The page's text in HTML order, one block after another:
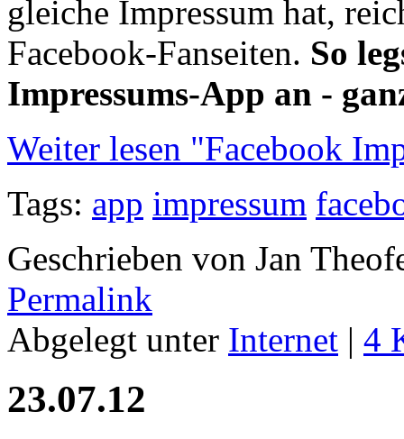
gleiche Impressum hat,
Facebook-Fanseiten. So
Impressums-App an -
Weiter lesen "Facebook
Tags: app impressum
Geschrieben von Jan
Permalink
Abgelegt unter Internet | 4
23.07.12